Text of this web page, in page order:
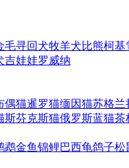
毛寻回犬牧羊犬比熊柯基
吉娃娃罗威纳
偶猫暹罗猫缅因猫苏格兰
斯芬克斯猫俄罗斯蓝猫茶
鹉金鱼锦鲤巴西龟鸽子松